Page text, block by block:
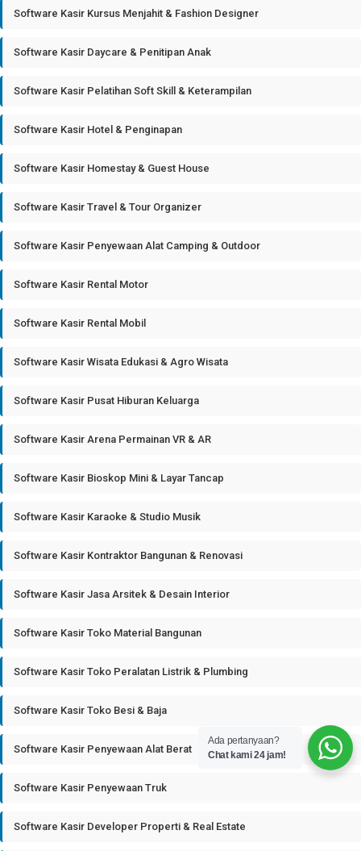
Software Kasir Kursus Menjahit & Fashion Designer
Software Kasir Daycare & Penitipan Anak
Software Kasir Pelatihan Soft Skill & Keterampilan
Software Kasir Hotel & Penginapan
Software Kasir Homestay & Guest House
Software Kasir Travel & Tour Organizer
Software Kasir Penyewaan Alat Camping & Outdoor
Software Kasir Rental Motor
Software Kasir Rental Mobil
Software Kasir Wisata Edukasi & Agro Wisata
Software Kasir Pusat Hiburan Keluarga
Software Kasir Arena Permainan VR & AR
Software Kasir Bioskop Mini & Layar Tancap
Software Kasir Karaoke & Studio Musik
Software Kasir Kontraktor Bangunan & Renovasi
Software Kasir Jasa Arsitek & Desain Interior
Software Kasir Toko Material Bangunan
Software Kasir Toko Peralatan Listrik & Plumbing
Software Kasir Toko Besi & Baja
Software Kasir Penyewaan Alat Berat
Software Kasir Penyewaan Truk
Software Kasir Developer Properti & Real Estate
Ada pertanyaan?
Chat kami 24 jam!